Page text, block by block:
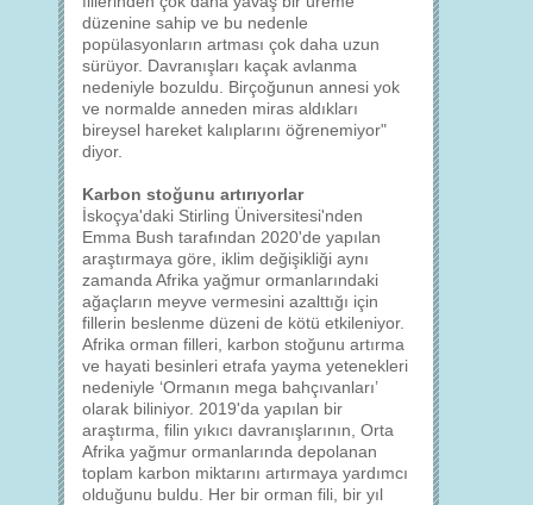
düzenine sahip ve bu nedenle
popülasyonların artması çok daha uzun
sürüyor. Davranışları kaçak avlanma
nedeniyle bozuldu. Birçoğunun annesi yok
ve normalde anneden miras aldıkları
bireysel hareket kalıplarını öğrenemiyor"
diyor.
Karbon stoğunu artırıyorlar
İskoçya'daki Stirling Üniversitesi'nden
Emma Bush tarafından 2020'de yapılan
araştırmaya göre, iklim değişikliği aynı
zamanda Afrika yağmur ormanlarındaki
ağaçların meyve vermesini azalttığı için
fillerin beslenme düzeni de kötü etkileniyor.
Afrika orman filleri, karbon stoğunu artırma
ve hayati besinleri etrafa yayma yetenekleri
nedeniyle ‘Ormanın mega bahçıvanları’
olarak biliniyor. 2019'da yapılan bir
araştırma, filin yıkıcı davranışlarının, Orta
Afrika yağmur ormanlarında depolanan
toplam karbon miktarını artırmaya yardımcı
olduğunu buldu. Her bir orman fili, bir yıl